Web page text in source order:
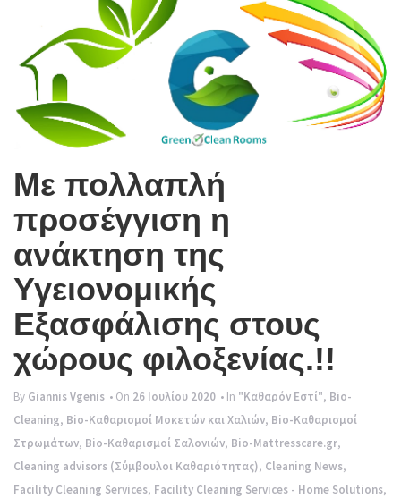
Με πολλαπλή
προσέγγιση η
ανάκτηση της
Υγειονομικής
Εξασφάλισης στους
χώρους φιλοξενίας.!!
By Giannis Vgenis • On 26 Ιουλίου 2020 • In "Καθαρόν Εστί", Bio-
Cleaning, Bio-Καθαρισμοί Μοκετών και Χαλιών, Bio-Καθαρισμοί
Στρωμάτων, Bio-Καθαρισμοί Σαλονιών, Bio-Mattresscare.gr,
Cleaning advisors (Σύμβουλοι Καθαριότητας), Cleaning News,
Facility Cleaning Services, Facility Cleaning Services - Home Solutions,